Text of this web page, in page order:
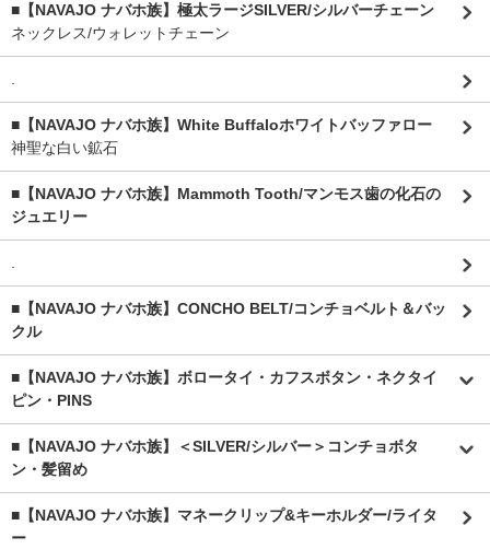
■【NAVAJO ナバホ族】極太ラージSILVER/シルバーチェーン
ネックレス/ウォレットチェーン
.
■【NAVAJO ナバホ族】White Buffaloホワイトバッファロー
神聖な白い鉱石
■【NAVAJO ナバホ族】Mammoth Tooth/マンモス歯の化石の
ジュエリー
.
■【NAVAJO ナバホ族】CONCHO BELT/コンチョベルト＆バッ
クル
■【NAVAJO ナバホ族】ボロータイ・カフスボタン・ネクタイ
ピン・PINS
■【NAVAJO ナバホ族】＜SILVER/シルバー＞コンチョボタ
ン・髪留め
■【NAVAJO ナバホ族】マネークリップ&キーホルダー/ライタ
ー